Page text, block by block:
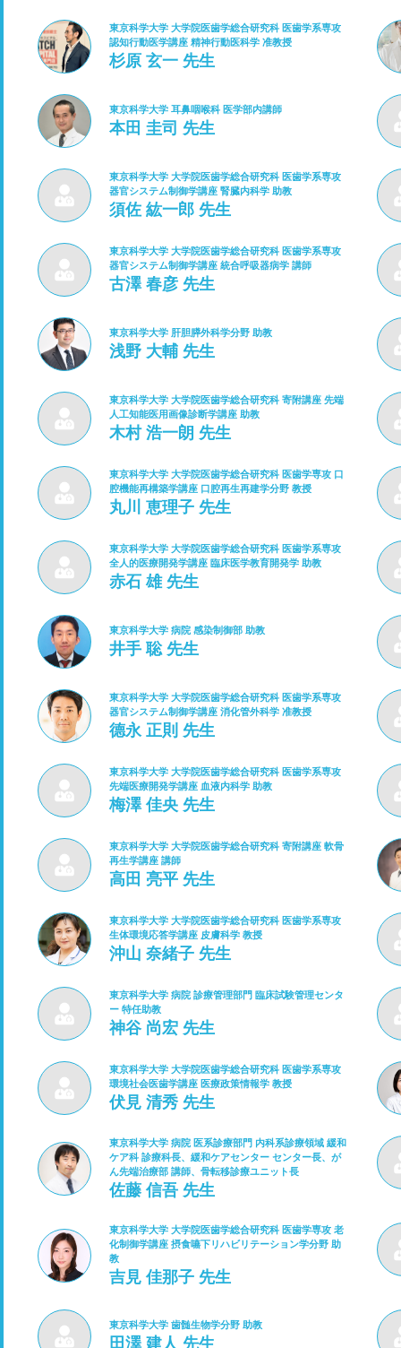
東京科学大学 大学院医歯学総合研究科 医歯学系専攻
認知行動医学講座 精神行動医科学 准教授
杉原 玄一 先生
東京科学大学 耳鼻咽喉科 医学部内講師
本田 圭司 先生
東京科学大学 大学院医歯学総合研究科 医歯学系専攻
器官システム制御学講座 腎臓内科学 助教
須佐 紘一郎 先生
東京科学大学 大学院医歯学総合研究科 医歯学系専攻
器官システム制御学講座 統合呼吸器病学 講師
古澤 春彦 先生
東京科学大学 肝胆膵外科学分野 助教
浅野 大輔 先生
東京科学大学 大学院医歯学総合研究科 寄附講座 先端
人工知能医用画像診断学講座 助教
木村 浩一朗 先生
東京科学大学 大学院医歯学総合研究科 医歯学専攻 口
腔機能再構築学講座 口腔再生再建学分野 教授
丸川 恵理子 先生
東京科学大学 大学院医歯学総合研究科 医歯学系専攻
全人的医療開発学講座 臨床医学教育開発学 助教
赤石 雄 先生
東京科学大学 病院 感染制御部 助教
井手 聡 先生
東京科学大学 大学院医歯学総合研究科 医歯学系専攻
器官システム制御学講座 消化管外科学 准教授
德永 正則 先生
東京科学大学 大学院医歯学総合研究科 医歯学系専攻
先端医療開発学講座 血液内科学 助教
梅澤 佳央 先生
東京科学大学 大学院医歯学総合研究科 寄附講座 軟骨
再生学講座 講師
高田 亮平 先生
東京科学大学 大学院医歯学総合研究科 医歯学系専攻
生体環境応答学講座 皮膚科学 教授
沖山 奈緒子 先生
東京科学大学 病院 診療管理部門 臨床試験管理センタ
ー 特任助教
神谷 尚宏 先生
東京科学大学 大学院医歯学総合研究科 医歯学系専攻
環境社会医歯学講座 医療政策情報学 教授
伏見 清秀 先生
東京科学大学 病院 医系診療部門 内科系診療領域 緩和
ケア科 診療科長、緩和ケアセンター センター長、が
ん先端治療部 講師、骨転移診療ユニット長
佐藤 信吾 先生
東京科学大学 大学院医歯学総合研究科 医歯学専攻 老
化制御学講座 摂食嚥下リハビリテーション学分野 助
教
吉見 佳那子 先生
東京科学大学 歯髄生物学分野 助教
田澤 建人 先生